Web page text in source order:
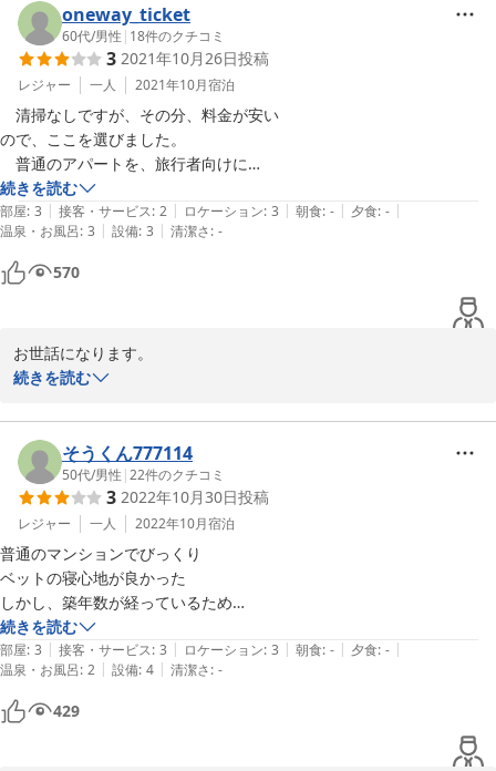
教えてもらえるのでしょうが、
最初から、台所に『冬は水道の元栓を
閉めていること』と『元栓の場所と
開き方』を掲示して欲しいです。
次の冬には、海外から旅行者が
来るはずなので、水道について、
中国語と英語の掲示も必要です。
（ここからは、普通の感想です。）
清掃なしですが、その分、料金が
安いので、ここを選びました。
数字入力が別画面になっていて、
操作に手間取りました。『英数字』
今回は、かど部屋でない、窓が一つ
だけの部屋でしたが、玄関付近以外は、
昼間は照明なしでも良い程度の明るさ
でした。
（水道の件以外は）ほぼ快適に宿泊
できました。
冷蔵庫は、現状より背の高いもの
（現状の倍くらいの高さの冷蔵庫）を
置いて欲しい。そうすれば、上に
置いた電子レンジに物を出し入れする
時に、座りこまなくて済みます。
またチェックインの画面の入力にお手数をおかけいたしました。入
力画面の改善検討いたします。
冷蔵庫も買い替え時には、ご意見を参考にさせていただき、購入さ
せていただきます。コンセントや言語表示のご意見、大変参考にな
りました。
今後一層お客様のサービス向上に努めてまいりますので、引き続き
お引き立て賜りますようお願い申し上げます。
2022-04-08
oneway_ticket
60代/男性 | 18件のクチコミ
3 2021年10月26日投稿
レジャー 一人 2021年10月宿泊
清掃なしですが、その分、料金が安い
ので、ここを選びました。
普通のアパートを、旅行者向けに
貸している『民泊』のような感じです。
広島駅からは、歩くと少し遠いです。
床は畳ではなく板張りです。
食卓が無いので、ソファに座って
食事をしました。床に食べ物の
あります。ガスレンジはありません。
イオンなどのスーパーは、結構遠い
自転車の貸し出しでもあれば、
かなり助かるのですが ...。
食事は冷凍食品を利用したのですが、
３泊以上するには、もう少し大きい
冷蔵庫（もっと大きい冷凍室）が
必要です。せめて、2 Litres アイス
クリームが楽々入る大きさの冷凍室が
欲しい。
すぐ東側に、小学校があるので、
昼間は子供の声が（先生の声も）
響いています。
今回は、かど部屋（701 号室）
続きを読む
部屋: 3 | 接客・サービス: 2 | ロケーション: 3 | 朝食: - | 夕食: - |
温泉・お風呂: 3 | 設備: 3 | 清潔さ: -
570
お世話になります。
当館のご利用ありがとうございました。
と申し訳ございません。
給湯器などの設備の見直しを検討いたします。お客様に長期に滞在
していただけるようサービスの見直しも検討したいと存じます。ご
意見のように、自転車の貸し出しはお客様に喜んでいただけそうで
ございます。当館が小学校に近いため、日中滞在されると子供の声
が気になるかもしれません。この件は、改善が難しいかと存じま
す。
この度のご意見大変参考になりました。
お客様が快適に滞在できますよう設備の充実・改善に努めてまいり
ますので、今後ともお引き立て賜りますようお願い申し上げます。
2022-03-31
続きを読む
そうくん777114
50代/男性 |22件のクチコミ
3 2022年10月30日投稿
レジャー 一人 2022年10月宿泊
普通のマンションでびっくり
ベットの寝心地が良かった
しかし、築年数が経っているため
風呂、トイレはちょっとイマイチ
続きを読む
部屋: 3 | 接客・サービス: 3 | ロケーション: 3 | 朝食: - | 夕食: - |
温泉・お風呂: 2 | 設備: 4 | 清潔さ: -
429